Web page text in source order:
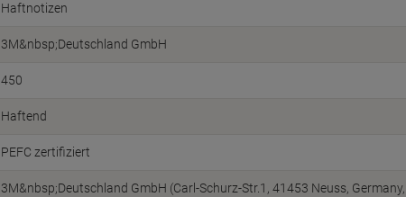
Haftnotizen
3M&nbsp;Deutschland GmbH
450
Haftend
PEFC zertifiziert
3M&nbsp;Deutschland GmbH (Carl-Schurz-Str.1, 41453 Neuss, Germany,